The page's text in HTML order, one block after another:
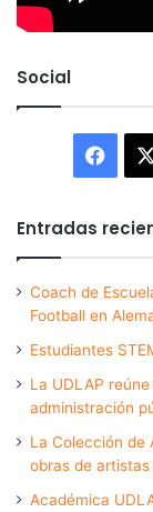
Social
Entradas
Coach de
Football en
Estudiantes
La UDLAP
administración
La Colección de
obras de
Académica